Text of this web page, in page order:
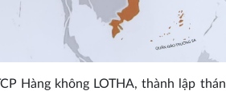
Hàng không LOTHA, thành lập